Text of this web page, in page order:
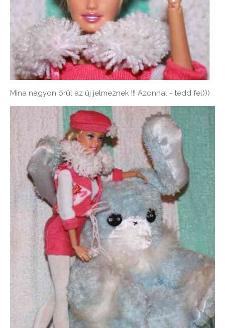
Mina nagyon örül az új jelmeznek !!! Azonnal - tedd fel)))